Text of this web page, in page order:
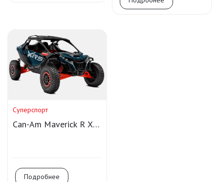
Суперспорт
Can-Am Maverick R X
Подробнее